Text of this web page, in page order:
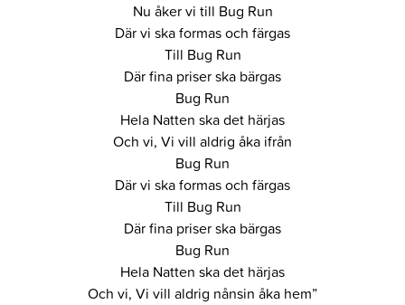
Nu åker vi till Bug Run
Där vi ska formas och färgas
Till Bug Run
Där fina priser ska bärgas
Bug Run
Hela Natten ska det härjas
Och vi, Vi vill aldrig åka ifrån
Bug Run
Där vi ska formas och färgas
Till Bug Run
Där fina priser ska bärgas
Bug Run
Hela Natten ska det härjas
Och vi, Vi vill aldrig nånsin åka hem”